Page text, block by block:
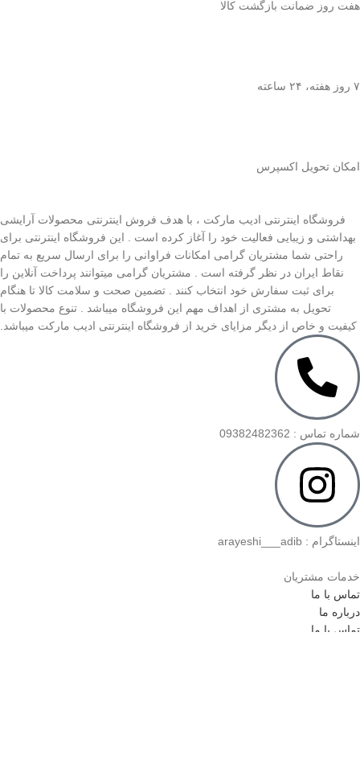
هفت روز ضمانت بازگشت کالا
۷ روز ﻫﻔﺘﻪ، ۲۴ ﺳﺎﻋﺘﻪ
اﻣﮑﺎن ﺗﺤﻮﯾﻞ اﮐﺴﭙﺮس
فروشگاه اینترنتی ادیب مارکت ، با هدف فروش اینترنتی محصولات آرایشی
بهداشتی و زیبایی فعالیت خود را آغاز کرده است . این فروشگاه اینترنتی برای
راحتی شما مشتریان گرامی امکانات فراوانی را برای ارسال سریع به تمام
نقاط ایران در نظر گرفته است . مشتریان گرامی میتوانند پرداخت آنلاین را
برای ثبت سفارش خود انتخاب کنند . تضمین صحت و سلامت کالا تا هنگام
تحویل به مشتری از اهداف مهم این فروشگاه میباشد . تنوع محصولات با
کیفیت و خاص از دیگر مزایای خرید از فروشگاه اینترنتی ادیب مارکت میباشد.
شماره تماس : 09382482362
اینستاگرام : arayeshi___adib
خدمات مشتریان
تماس با ما
درباره ما
تماس با ما